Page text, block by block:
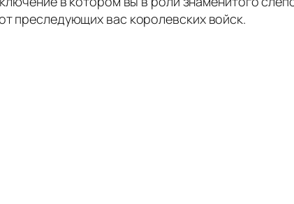
преследующих вас королевских войск.